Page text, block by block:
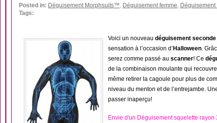
Posted in: Déguisement Morphsuits™, Déguisement femme,
Tags:
Voici un nouveau déguisement
sensation à l’occasion d’ Halloween.
serez comme passé au scanner! Ce
de la combinaison moulante qui
même retirer la cagoule pour plus de
niveau du menton et de l’entrejambe.
passer inaperçu!
Envie d'un Déguisement squelette